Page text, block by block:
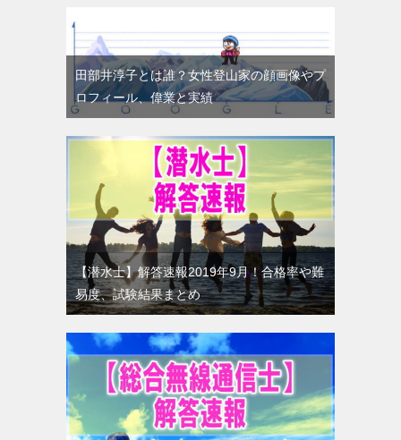
田部井淳子とは誰？女性登山家の顔画像やプ
ロフィール、偉業と実績
【潜水士】解答速報2019年9月！合格率や難
易度、試験結果まとめ